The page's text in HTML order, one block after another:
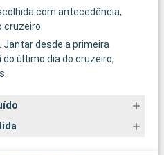
com antecedência,
Jantar desde a primeira
ùltimo dia do cruzeiro,